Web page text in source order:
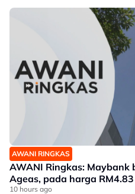
AWANI RINGKAS
AWANI Ringkas: Maybank
Ageas, pada harga
10 hours ago